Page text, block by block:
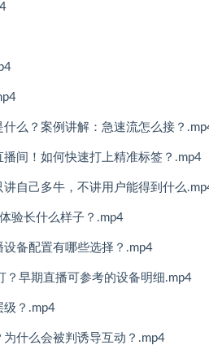
么？案例讲解：急速流怎么接？
间！如何快速打上精准标签？.mp4
自己多牛，不讲用户能得到什么
验长什么样子？.mp4
备配置有哪些选择？.mp4
早期直播可参考的设备明细.mp4
级？.mp4
什么会被判诱导互动？.mp4